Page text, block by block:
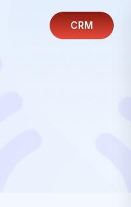
CRM